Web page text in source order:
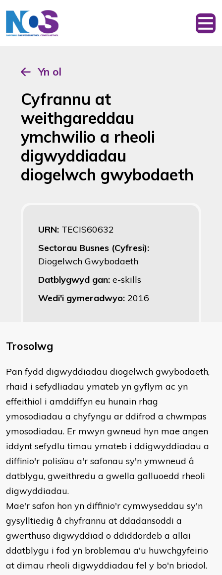
Yn ol
Cyfrannu at
weithgareddau
ymchwilio a rheoli
digwyddiadau
diogelwch gwybodaeth
URN: TECIS60632
Sectorau Busnes (Cyfresi):
Diogelwch Gwybodaeth
Datblygwyd gan: e-skills
Wedi'i gymeradwyo: 2016
Trosolwg
Pan fydd digwyddiadau diogelwch gwybodaeth,
rhaid i sefydliadau ymateb yn gyflym ac yn
effeithiol i amddiffyn eu hunain rhag
ymosodiadau a chyfyngu ar ddifrod a chwmpas
ymosodiadau. Er mwyn gwneud hyn mae angen
iddynt sefydlu timau ymateb i ddigwyddiadau a
diffinio'r polisïau a'r safonau sy'n ymwneud â
datblygu, gweithredu a gwella galluoedd rheoli
digwyddiadau.
Mae'r safon hon yn diffinio'r cymwyseddau sy'n
gysylltiedig â chyfrannu at ddadansoddi a
gwerthuso digwyddiad o ddiddordeb a allai
ddatblygu i fod yn broblemau a'u huwchgyfeirio
at dimau rheoli digwyddiadau fel y bo'n briodol.